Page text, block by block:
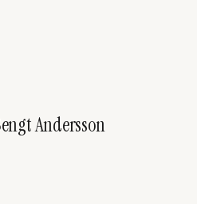
Andersson